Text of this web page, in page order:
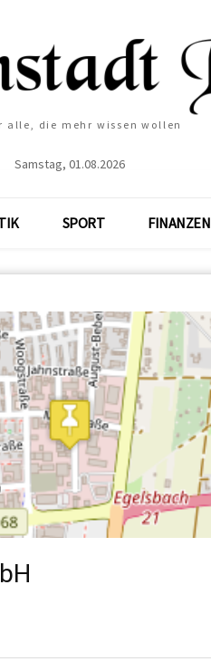
alle, die mehr wissen wollen
Samstag, 01.08.2026
SPORT FINANZEN